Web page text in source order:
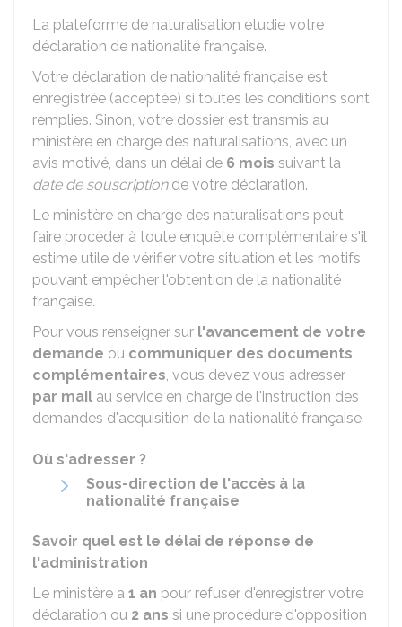
La plateforme de naturalisation étudie votre
déclaration de nationalité française.
Votre déclaration de nationalité française est
enregistrée (acceptée) si toutes les conditions sont
remplies. Sinon, votre dossier est transmis au
ministère en charge des naturalisations, avec un
avis motivé, dans un délai de 6 mois suivant la
date de souscriptionde votre déclaration.
Le ministère en charge des naturalisations peut
faire procéder à toute enquête complémentaire s'il
estime utile de vérifier votre situation et les motifs
pouvant empêcher l'obtention de la nationalité
française.
Pour vous renseigner sur l'avancement de votre
demande ou communiquer des documents
complémentaires, vous devez vous adresser
par mail au service en charge de l'instruction des
demandes d'acquisition de la nationalité française.
Où s'adresser ?
Sous-direction de l'accès à la
nationalité française
Savoir quel est le délai de réponse de
l'administration
Le ministère a 1 an pour refuser d'enregistrer votre
déclaration ou 2 ans si une procédure d'opposition